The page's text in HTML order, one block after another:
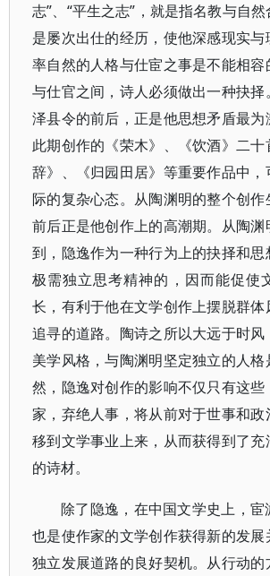
志”、“平生之志”，就是指名教与自
是屡次出仕的经历，使他深感现实
率自然的人格与仕宦之事是不能相容
与仕官之间，诗人必须做出一种抉
泽县令的前后，正是他思想矛盾最为
此期创作的《荣木》、《饮酒》二
辞》、《归园田居》等重要作品中
际的复杂心态。从陶渊明的整个创
前后正是他创作上的高潮期。从陶
到，隐逸作为一种行为上的抉择和思
极需独立思考精神的，因而能促使
长，有利于他在文学创作上摆脱群体
追寻的道路。陶诗之所以大远于时风
美学风格，与陶渊明坚定独立的人格
然，隐逸对创作的影响不仅只有这
家，弃绝人事，将从前对于世事和
移到文学事业上来，从而获得到了
的诗材。
除了隐逸，在中国文学史上，
也是使作家的文学创作获得新的发
独立发展道路的良好契机。从行动的